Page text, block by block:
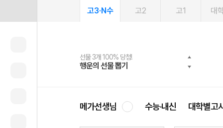
고3·N수 고2 고1 대
선물 3개 100% 당첨!
행운의 선물 뽑기
선물 100% 증정!
메가스터디 X 올리브
여름방학 스터디 캐시백
메가런 썸머스쿨
2027 러셀 단과
강사 공개선발
스마트러닝앱
설문 EVENT
메가패스
3일 무료 체험권
메가패스 수강생 무료혜택!
메가클럽 멤버십
사회공헌 캠페인
희망이룸 메가나눔
메가선생님 수능·내신 대학별고